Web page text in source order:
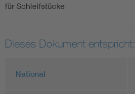
für Schleifstücke
Dieses Dokument entspricht:
National